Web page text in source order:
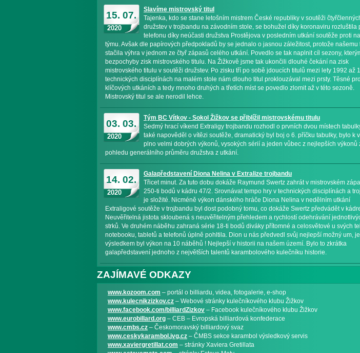
Slideshow 1
Slideshow 2
15. 07.
2020
Slavíme mistrovský titul
Tajenka, kdo se stane letošním mistrem České republiky v soutěži
družstev v trojbandu na závodním stole, se bohužel díky koronaviru rozluštila
telefonu díky neúčasti družstva Prostějova v posledním utkání soutěže proti
týmu. Avšak dle papírových předpokladů by se jednalo o jasnou záležitost, protože našemu
stačila výhra v jednom ze čtyř zápasů celého utkání. Povedlo se tak naplnit cíl sezony,
bezpochyby zisk mistrovského titulu. Na Žižkově jsme tak ukončili dlouhé čekání na zisk
mistrovského titulu v soutěži družstev. Po zisku tří po sobě jdoucích titulů mezi lety 1992 až
technických disciplínách na malém stole nám dlouho titul proklouzával mezi prsty. Těsné
klíčových utkáních a tedy mnoho druhých a třetích míst se povedlo zlomit až v této sezoně.
Mistrovský titul se ale nerodil lehce.
03. 03.
2020
Tým BC Vítkov - Sokol Žižkov se přiblížil mistrovskému titulu
Sedmý hrací víkend Extraligy trojbandu rozhodl o prvních dvou místech
také napověděl o vítězi soutěže, dramatický byl boj o 6. příčku tabulky, bylo k
plno velmi dobrých výkonů, vysokých sérií a jeden vůbec z nejlepších výkonů
pohledu generálního průměru družstva z utkání.
14. 02.
2020
Galapředstavení Diona Nelina v Extralize trojbandu
Třicet minut. Za tuto dobu dokáže Raymund Swertz zahrát v mistrovském
250-ti bodů v kádru 47/2. Srovnávat tempo hry v technických disciplínách a
je složité. Nicméně výkon dánského hráče Diona Nelina v nedělním utkání
Extraligové soutěže v trojbandu byl dost podobný tomu, co dokáže Swertz předvádět v
Neuvěřitelná jistota skloubená s neuvěřitelným přehledem a rychlostí odehrávání
strků. Ve druhém náběhu zahraná série 18-ti bodů diváky přítomné a celosvětové u svých
notebooku, tabletů a telefonů úplně pohltila. Dion u nás předvedl svůj nejlepší možný um,
výsledkem byl výkon na 10 náběhů ! Nejlepší v historii na našem území. Bylo to zkrátka
galapředstavení jednoho z největších talentů karambolového kulečníku historie.
ZAJÍMAVÉ ODKAZY
www.kozoom.com – portál o billiardu, videa, fotogalerie, e-shop
www.kulecnikzizkov.cz – Webové stránky kulečníkového klubu Žižkov
www.facebook.com/billiardZizkov – Facebook kulečníkového klubu Žižkov
www.eurobillard.org – CEB – Evropská billiardová konfederace
www.cmbs.cz – Českomoravský billiardový svaz
www.ceskykarambol.jvg.cz – ČMBS sekce karambol výsledkový servis
www.xaviergretillat.com – stránky Xaviera Gretillata